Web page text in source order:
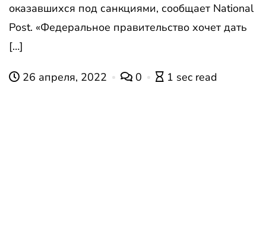
оказавшихся под санкциями, сообщает National
Post. «Федеральное правительство хочет дать
[…]
26 апреля, 2022 0 1 sec read